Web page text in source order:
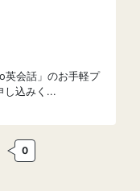
英会話」のお手軽プ
し込みく...
0